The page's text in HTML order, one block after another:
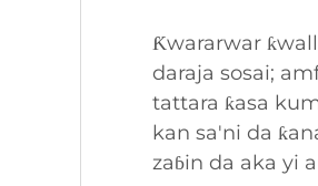
Ƙwararwar
daraja sosai;
tattara ƙasa
kan sa'ni da
zaɓin da aka yi